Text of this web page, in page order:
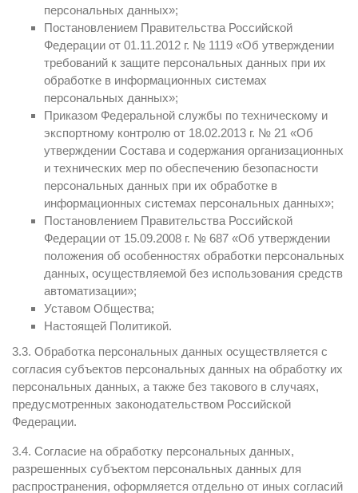
персональных данных»;
Постановлением Правительства Российской
Федерации от 01.11.2012 г. № 1119 «Об утверждении
требований к защите персональных данных при их
обработке в информационных системах
персональных данных»;
Приказом Федеральной службы по техническому и
экспортному контролю от 18.02.2013 г. № 21 «Об
утверждении Состава и содержания организационных
и технических мер по обеспечению безопасности
персональных данных при их обработке в
информационных системах персональных данных»;
Постановлением Правительства Российской
Федерации от 15.09.2008 г. № 687 «Об утверждении
положения об особенностях обработки персональных
данных, осуществляемой без использования средств
автоматизации»;
Уставом Общества;
Настоящей Политикой.
3.3. Обработка персональных данных осуществляется с
согласия субъектов персональных данных на обработку их
персональных данных, а также без такового в случаях,
предусмотренных законодательством Российской
Федерации.
3.4. Согласие на обработку персональных данных,
разрешенных субъектом персональных данных для
распространения, оформляется отдельно от иных согласий